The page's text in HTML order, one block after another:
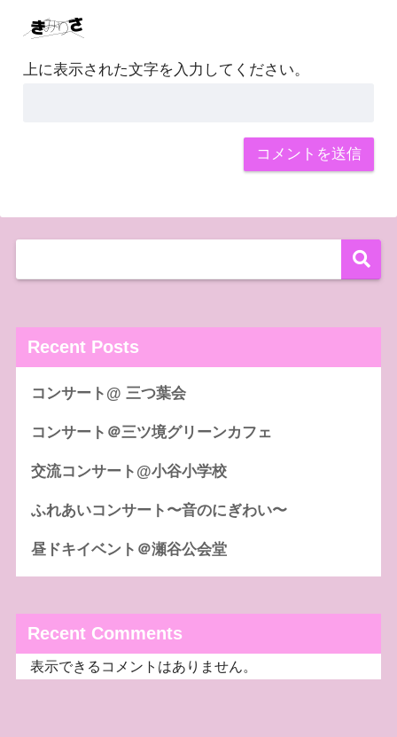
上に表示された文字を入力してください。
Recent Posts
コンサート@ 三つ葉会
コンサート＠三ツ境グリーンカフェ
交流コンサート@小谷小学校
ふれあいコンサート〜音のにぎわい〜
昼ドキイベント＠瀬谷公会堂
Recent Comments
表示できるコメントはありません。